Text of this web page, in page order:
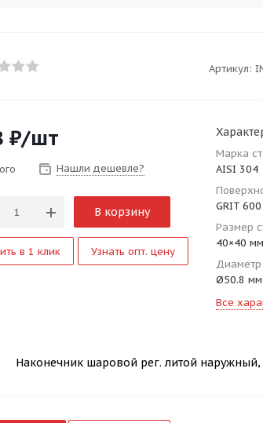
Артикул:
₽/шт
Нашли дешевле?
В корзину
в 1 клик Узнать опт. цену
Марка
AISI 304
GRIT
Размер
40×40 мм
Диаметр
Ø50.8 мм
Все
Наконечник шаровой рег. литой наружный,